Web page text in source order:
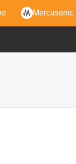
Mercasonic